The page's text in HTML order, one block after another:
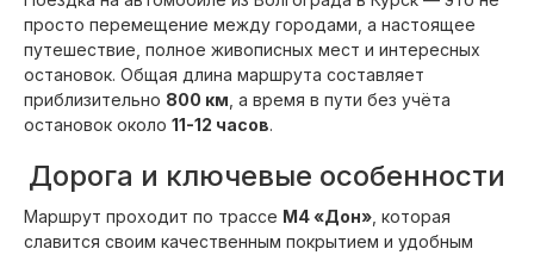
просто перемещение между городами, а настоящее
путешествие, полное живописных мест и интересных
остановок. Общая длина маршрута составляет
приблизительно 800 км , а время в пути без учёта
остановок около 11-12 часов.
Дорога и ключевые особенности
Маршрут проходит по трассе М4 «Дон» , которая
славится своим качественным покрытием и удобным